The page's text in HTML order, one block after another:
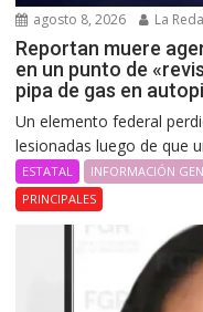
agosto 8, 2026 La
Reportan muere
en un punto de
pipa de gas en
Un elemento federal
lesionadas luego de que
ESTATAL INFORMACIÓN
PRINCIPALES